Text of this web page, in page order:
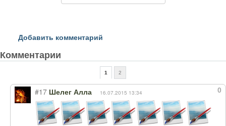
Добавить комментарий
Комментарии
1 2
0
#17 Шелег Алла 16.07.2015 13:34